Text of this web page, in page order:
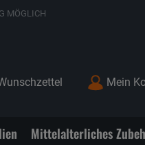
MÖGLICH
Mein
Mittelalterliches